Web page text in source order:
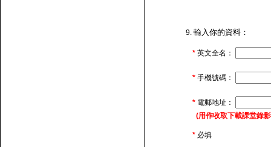
輸入你的資料：
* 英文全名：
* 手機號碼：
* 電郵地址：
(用作收取下載課堂錄
* 必填